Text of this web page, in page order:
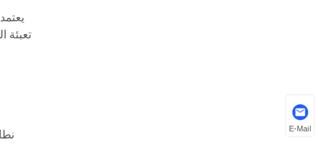
E-Mail